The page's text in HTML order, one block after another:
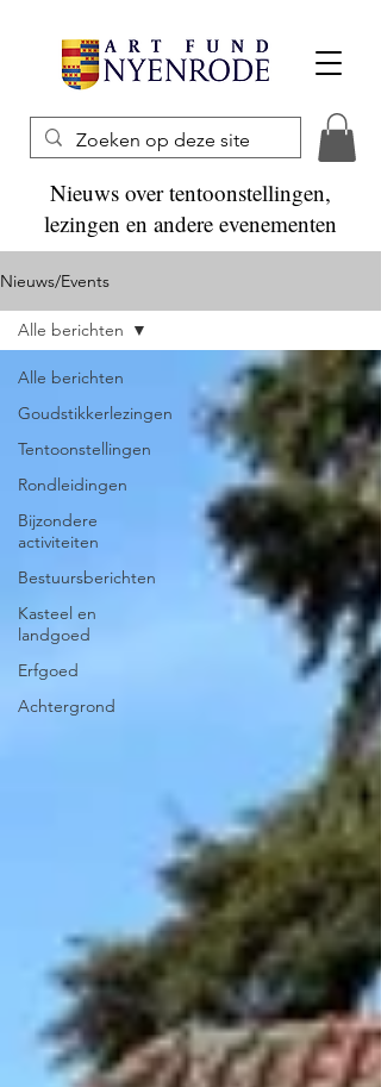
Nieuws over tentoonstellingen,
lezingen en andere evenementen
Nieuws/Events
Alle berichten
Goudstikkerlezingen
Tentoonstellingen
Rondleidingen
Bijzondere
activiteiten
Bestuursberichten
Kasteel en
landgoed
Erfgoed
Achtergrond
Alle berichten